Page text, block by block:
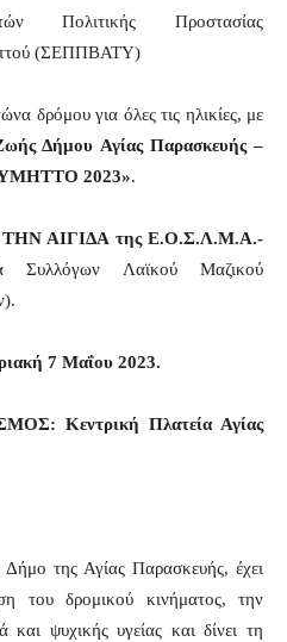
Πολιτικής Προστασίας
(ΣΕΠΠΒΑΤΥ)
δρόμου για όλες τις ηλικίες, με
Δήμου Αγίας Παρασκευής –
2023».
ΑΙΓΙΔΑ της Ε.Ο.Σ.Λ.Μ.Α.-
Συλλόγων Λαϊκού Μαζικού
7 Μαΐου 2023.
Κεντρική Πλατεία Αγίας
της Αγίας Παρασκευής, έχει
του δρομικού κινήματος, την
και ψυχικής υγείας και δίνει τη